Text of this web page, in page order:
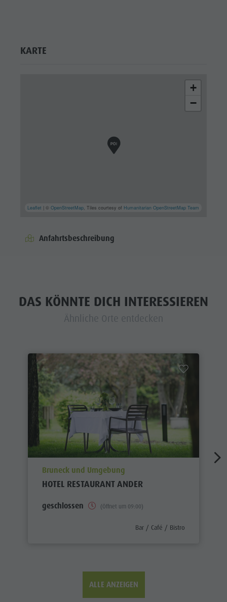
KARTE
+
−
Leaflet | ©OpenStreetMap, Tiles courtesy of Humanitarian OpenStreetMap Team
Anfahrtsbeschreibung
DAS KÖNNTE DICH INTERESSIEREN
Ähnliche Orte entdecken
aria.poi_location_prefix
Bruneck und Umgebung
HOTEL RESTAURANT ANDER
geschlossen (Öffnet um 09:00)
aria.poi_category_prefix
Bar / Café / Bistro
ALLE ANZEIGEN